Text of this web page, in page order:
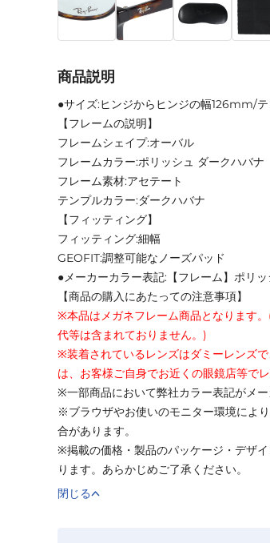
商品説明
●サイズ:ヒンジからヒンジの幅126mm/
【フレームの説明】
フレームシェイプ:オーバル
フレームカラー:ポリッシュ ダークハバナ
フレーム素材:アセテート
テンプルカラー:ダークハバナ
【フィッティング】
フィッティング:細幅
GEOFIT:調整可能なノーズパッド
●メーカーカラー表記:【フレーム】ポリ
【商品の購入にあたっての注意事項】
※本品はメガネフレーム商品となります
代等は含まれておりません。)
※装着されているレンズはダミーレンズ
は、お客様ご自身でお近くの眼鏡店等で
※一部商品において弊社カラー表記がメ
※ブラウザやお使いのモニター環境によ
合があります。
※掲載の価格・製品のパッケージ・デザ
ります。あらかじめご了承ください。
閉じる